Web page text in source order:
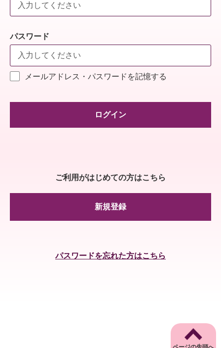
パスワード
メールアドレス・パスワードを記憶する
ログイン
ご利用がはじめての方はこちら
新規登録
パスワードを忘れた方はこちら